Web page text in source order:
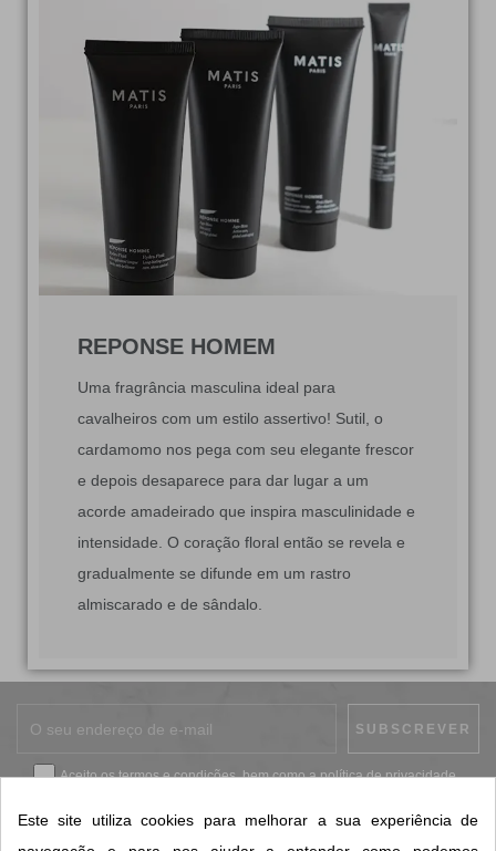
REPONSE HOMEM
Uma fragrância masculina ideal para
cavalheiros com um estilo assertivo! Sutil, o
cardamomo nos pega com seu elegante frescor
e depois desaparece para dar lugar a um
acorde amadeirado que inspira masculinidade e
intensidade. O coração floral então se revela e
gradualmente se difunde em um rastro
almiscarado e de sândalo.
Aceito ostermos e condições, bem como apolítica de privacidade.
Este site utiliza cookies para melhorar a sua experiência de